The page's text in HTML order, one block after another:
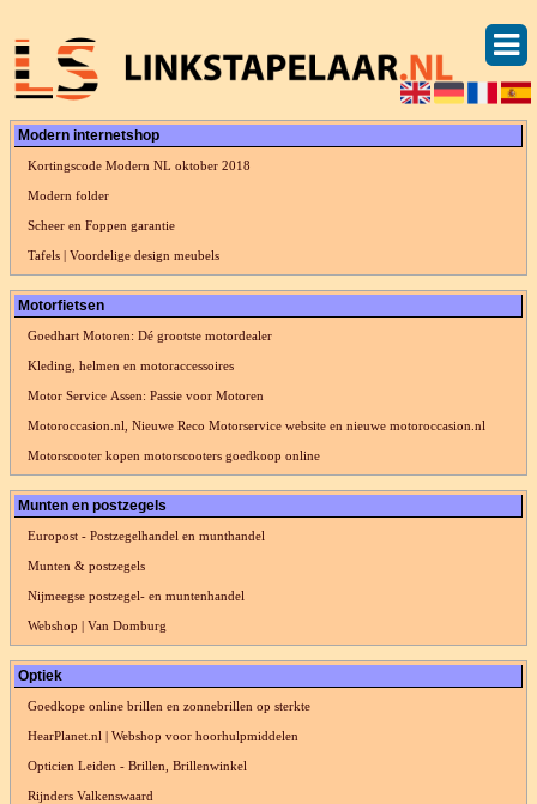
Modern internetshop
Kortingscode Modern NL oktober 2018
Modern folder
Scheer en Foppen garantie
Tafels | Voordelige design meubels
Motorfietsen
Goedhart Motoren: Dé grootste motordealer
Kleding, helmen en motoraccessoires
Motor Service Assen: Passie voor Motoren
Motoroccasion.nl, Nieuwe Reco Motorservice website en nieuwe motoroccasion.nl
Motorscooter kopen motorscooters goedkoop online
Munten en postzegels
Europost - Postzegelhandel en munthandel
Munten & postzegels
Nijmeegse postzegel- en muntenhandel
Webshop | Van Domburg
Optiek
Goedkope online brillen en zonnebrillen op sterkte
HearPlanet.nl | Webshop voor hoorhulpmiddelen
Opticien Leiden - Brillen, Brillenwinkel
Rijnders Valkenswaard